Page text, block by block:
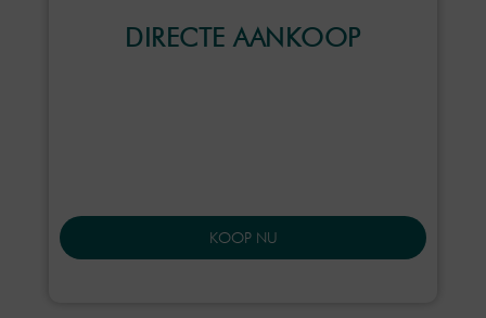
DIRECTE AANKOOP
KOOP NU